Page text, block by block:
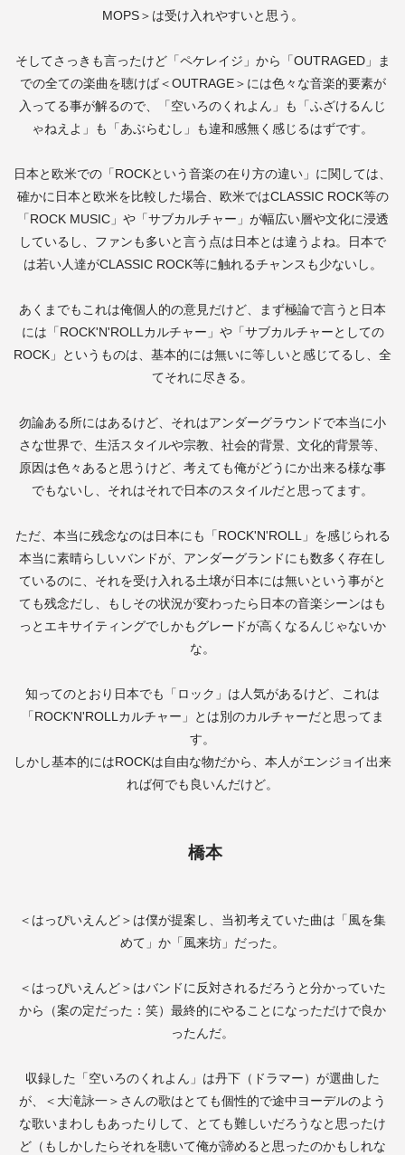
MOPS＞は受け入れやすいと思う。
そしてさっきも言ったけど「ペケレイジ」から「OUTRAGED」ま
での全ての楽曲を聴けば＜OUTRAGE＞には色々な音楽的要素が
入ってる事が解るので、「空いろのくれよん」も「ふざけるんじ
ゃねえよ」も「あぶらむし」も違和感無く感じるはずです。
日本と欧米での「ROCKという音楽の在り方の違い」に関しては、
確かに日本と欧米を比較した場合、欧米ではCLASSIC ROCK等の
「ROCK MUSIC」や「サブカルチャー」が幅広い層や文化に浸透
しているし、ファンも多いと言う点は日本とは違うよね。日本で
は若い人達がCLASSIC ROCK等に触れるチャンスも少ないし。
あくまでもこれは俺個人的の意見だけど、まず極論で言うと日本
には「ROCK'N'ROLLカルチャー」や「サブカルチャーとしての
ROCK 」というものは、基本的には無いに等しいと感じてるし、全
てそれに尽きる。
勿論ある所にはあるけど、それはアンダーグラウンドで本当に小
さな世界で、生活スタイルや宗教、社会的背景、文化的背景等、
原因は色々あると思うけど、考えても俺がどうにか出来る様な事
でもないし、それはそれで日本のスタイルだと思ってます。
ただ、本当に残念なのは日本にも「ROCK'N'ROLL」を感じられる
本当に素晴らしいバンドが、アンダーグランドにも数多く存在し
ているのに、それを受け入れる土壌が日本には無いという事がと
ても残念だし、もしその状況が変わったら日本の音楽シーンはも
っとエキサイティングでしかもグレードが高くなるんじゃないか
な。
知ってのとおり日本でも「ロック」は人気があるけど、これは
「ROCK'N'ROLLカルチャー」とは別のカルチャーだと思ってま
す。
しかし基本的にはROCKは自由な物だから、本人がエンジョイ出来
れば何でも良いんだけど。
橋本
＜はっぴいえんど＞は僕が提案し、当初考えていた曲は「風を集
めて」か「風来坊」だった。
＜はっぴいえんど＞はバンドに反対されるだろうと分かっていた
から（案の定だった：笑）最終的にやることになっただけで良か
ったんだ。
収録した「空いろのくれよん」は丹下（ドラマー）が選曲した
が、＜大滝詠一＞さんの歌はとても個性的で途中ヨーデルのよう
な歌いまわしもあったりして、とても難しいだろうなと思ったけ
ど（もしかしたらそれを聴いて俺が諦めると思ったのかもしれな